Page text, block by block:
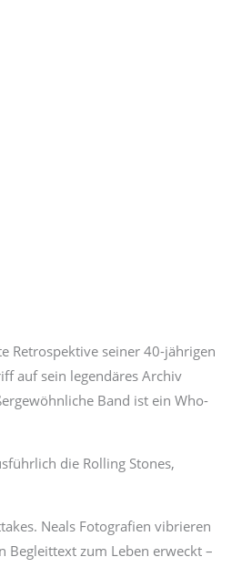
Retrospektive seiner 40-jährigen
auf sein legendäres Archiv
Band ist ein Who-
die Rolling Stones,
Neals Fotografien vibrieren
zum Leben erweckt –